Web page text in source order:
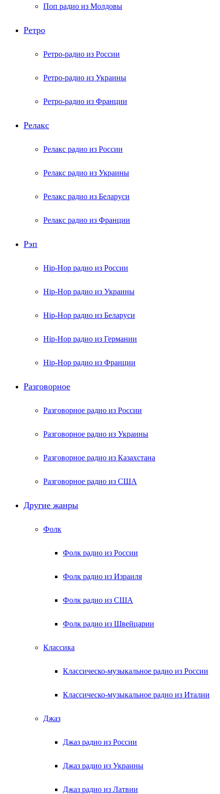
Поп радио из Молдовы
Ретро
Ретро-радио из России
Ретро-радио из Украины
Ретро-радио из Франции
Релакс
Релакс радио из России
Релакс радио из Украины
Релакс радио из Беларуси
Релакс радио из Франции
Рэп
Hip-Hop радио из России
Hip-Hop радио из Украины
Hip-Hop радио из Беларуси
Hip-Hop радио из Германии
Hip-Hop радио из Франции
Разговорное
Разговорное радио из России
Разговорное радио из Украины
Разговорное радио из Казахстана
Разговорное радио из США
Другие жанры
Фолк
Фолк радио из России
Фолк радио из Израиля
Фолк радио из США
Фолк радио из Швейцарии
Классика
Классическо-музыкальное радио из России
Классическо-музыкальное радио из Италии
Джаз
Джаз радио из России
Джаз радио из Украины
Джаз радио из Латвии